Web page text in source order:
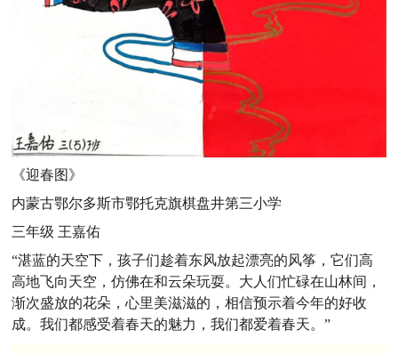
《迎春图》
内蒙古鄂尔多斯市鄂托克旗棋盘井第三小学
三年级 王嘉佑
“湛蓝的天空下，孩子们趁着东风放起漂亮的风筝，它们高
高地飞向天空，仿佛在和云朵玩耍。大人们忙碌在山林间，
渐次盛放的花朵，心里美滋滋的，相信预示着今年的好收
成。我们都感受着春天的魅力，我们都爱着春天。”